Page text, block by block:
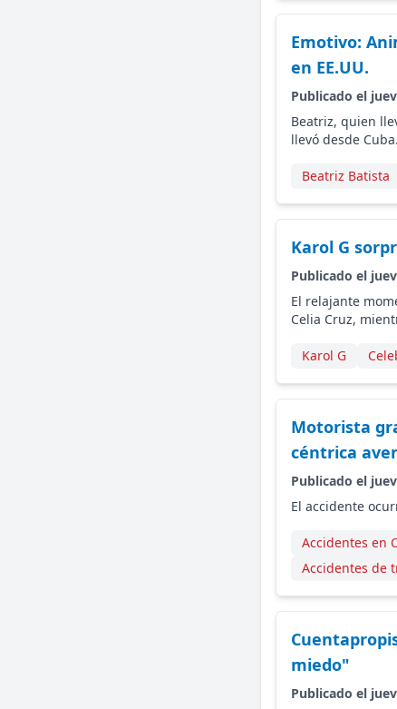
Emotivo:
en EE.UU.
Publicado el
Beatriz, quien
llevó desde
Beatriz Batista
Karol G
Publicado el
El relajante
Celia Cruz,
Karol G
Motorista
céntrica
Publicado el
El accidente
Accidentes en
Accidentes de
miedo"
Publicado el